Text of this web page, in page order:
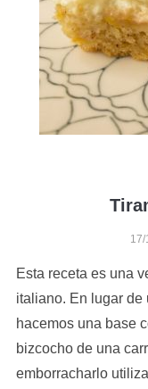
17/
Esta receta es una
italiano. En lugar
hacemos una base
bizcocho de una
emborracharlo